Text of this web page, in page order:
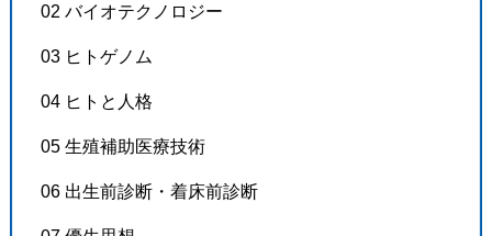
02 バイオテクノロジー
03 ヒトゲノム
04 ヒトと人格
05 生殖補助医療技術
06 出生前診断・着床前診断